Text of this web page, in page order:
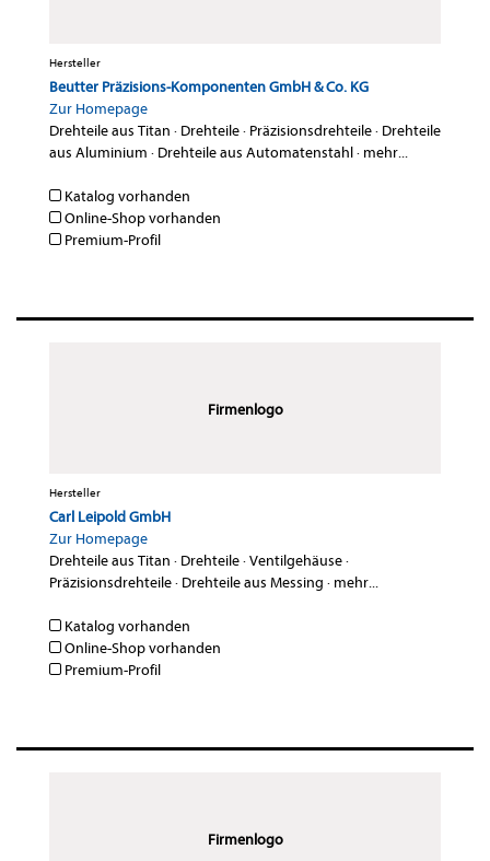
Hersteller
Beutter Präzisions-Komponenten GmbH & Co. KG
Zur Homepage
Drehteile aus Titan · Drehteile· Präzisionsdrehteile· Drehteile
aus Aluminium · Drehteile aus Automatenstahl· mehr...
Katalog vorhanden
Online-Shop vorhanden
Premium-Profil
Firmenlogo
Hersteller
Carl Leipold GmbH
Zur Homepage
Drehteile aus Titan · Drehteile·Ventilgehäuse·
Präzisionsdrehteile· Drehteile aus Messing · mehr...
Katalog vorhanden
Online-Shop vorhanden
Premium-Profil
Firmenlogo